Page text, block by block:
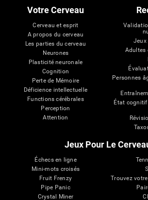
Votre Cerveau
Cerveau et esprit
A propos du cerveau
Les parties du cerveau
Neurones
Plasticité neuronale
Cognition
Perte de Mémoire
Déficience intellectuelle
Functions cérébrales
Perception
Attention
Jeux
Adultes
Personnes
État cognitif
Jeux Pour Le
Échecs en ligne
Mini-mots croisés
Fruit Frenzy
Pipe Panic
Crystal Miner
Trouvez